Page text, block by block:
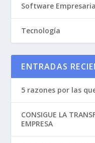
Software
Tecnología
ENTRADAS
5 razones por las
CONSIGUE LA
EMPRESA